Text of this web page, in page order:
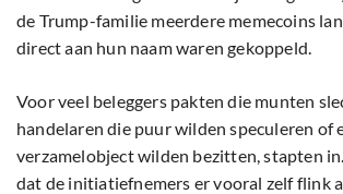
de Trump-familie meerdere memecoins
direct aan hun naam waren gekoppeld.
Voor veel beleggers pakten die munten
handelaren die puur wilden speculeren of
verzamelobject wilden bezitten, stapten
dat de initiatiefnemers er vooral zelf flink